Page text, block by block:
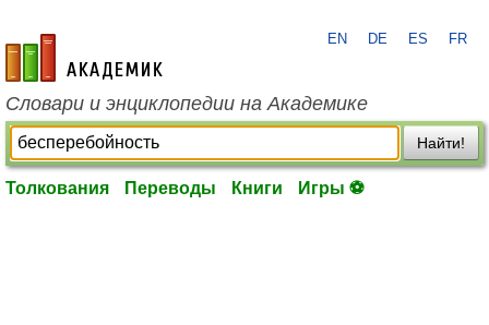
academic.ru
EN DE ES FR
Словари и энциклопедии на Академике
Найти!
Толкования Переводы Книги Игры ⚽